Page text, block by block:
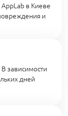
в Киеве
и
зависимости
дней